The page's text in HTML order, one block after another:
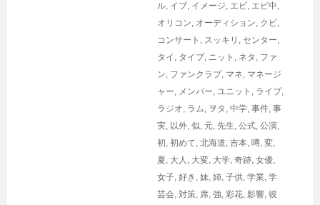
ル, イブ, イメージ, エビ, エビ中,
オリコン, オーディション, クビ,
コンサート , スッキリ , センター,
タイ , タイプ, ニット , ネタ , ファ
ン, ファンクラブ, マネ, マネージ
ャー, メンバー, ユニット , ライブ,
ラジオ, ラム, ヲタ , 中学, 事件, 事
実, 以外, 似, 元, 先生, 公式, 公演,
初, 初めて, 北海道, 吉本, 噂, 変,
夏, 大人 , 大変, 大学, 奇跡, 女優,
女子, 好き , 妹, 姉, 子供, 学業, 学
芸会, 対策, 席, 強, 彩花, 影響, 彼